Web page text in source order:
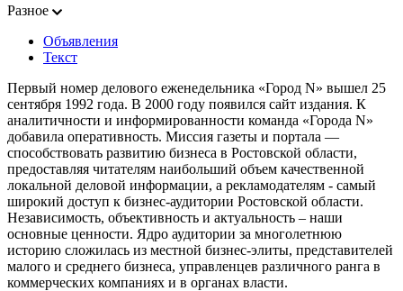
Разное
Объявления
Текст
Первый номер делового еженедельника «Город N» вышел 25
сентября 1992 года. В 2000 году появился сайт издания. К
аналитичности и информированности команда «Города N»
добавила оперативность. Миссия газеты и портала —
способствовать развитию бизнеса в Ростовской области,
предоставляя читателям наибольший объем качественной
локальной деловой информации, а рекламодателям - самый
широкий доступ к бизнес-аудитории Ростовской области.
Независимость, объективность и актуальность – наши
основные ценности. Ядро аудитории за многолетнюю
историю сложилась из местной бизнес-элиты, представителей
малого и среднего бизнеса, управленцев различного ранга в
коммерческих компаниях и в органах власти.